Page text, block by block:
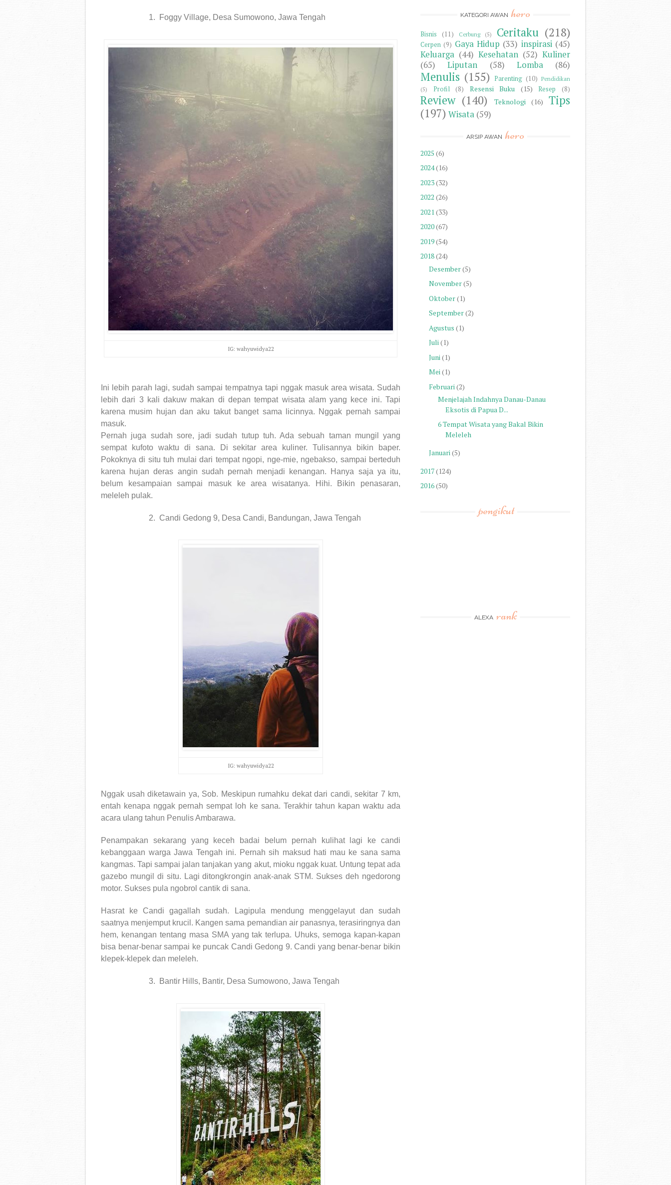
1. Foggy Village, Desa Sumowono, Jawa Tengah
IG: wahyuwidya22
Ini lebih parah lagi, sudah sampai tempatnya tapi nggak masuk area wisata. Sudah
lebih dari 3 kali dakuw makan di depan tempat wisata alam yang kece ini. Tapi
karena musim hujan dan aku takut banget sama licinnya. Nggak pernah sampai
masuk.
Pernah juga sudah sore, jadi sudah tutup tuh. Ada sebuah taman mungil yang
sempat kufoto waktu di sana. Di sekitar area kuliner. Tulisannya bikin baper.
Pokoknya di situ tuh mulai dari tempat ngopi, nge-mie, ngebakso, sampai berteduh
karena hujan deras angin sudah pernah menjadi kenangan. Hanya saja ya itu,
belum kesampaian sampai masuk ke area wisatanya. Hihi. Bikin penasaran,
meleleh pulak.
2. Candi Gedong 9, Desa Candi, Bandungan, Jawa Tengah
IG: wahyuwidya22
Nggak usah diketawain ya, Sob. Meskipun rumahku dekat dari candi, sekitar 7 km,
entah kenapa nggak pernah sempat loh ke sana. Terakhir tahun kapan waktu ada
acara ulang tahun Penulis Ambarawa.
Penampakan sekarang yang keceh badai belum pernah kulihat lagi ke candi
kebanggaan warga Jawa Tengah ini. Pernah sih maksud hati mau ke sana sama
kangmas. Tapi sampai jalan tanjakan yang akut, mioku nggak kuat. Untung tepat ada
gazebo mungil di situ. Lagi ditongkrongin anak-anak STM. Sukses deh ngedorong
motor. Sukses pula ngobrol cantik di sana.
Hasrat ke Candi gagallah sudah. Lagipula mendung menggelayut dan sudah
saatnya menjemput krucil. Kangen sama pemandian air panasnya, terasiringnya dan
hem, kenangan tentang masa SMA yang tak terlupa. Uhuks, semoga kapan-kapan
bisa benar-benar sampai ke puncak Candi Gedong 9. Candi yang benar-benar bikin
klepek-klepek dan meleleh.
3. Bantir Hills, Bantir, Desa Sumowono, Jawa Tengah
KATEGORI AWAN hero
Bisnis (11) Cerbung (5) Ceritaku (218)
Cerpen (9) Gaya Hidup (33) inspirasi (45)
Keluarga (44) Kesehatan (52) Kuliner
(65)
Liputan (58) Lomba (86)
Menulis (155) Parenting (10) Pendidikan
(5)
Profil (8) Resensi Buku (15) Resep (8)
Review (140) Teknologi (16)
Tips
(197) Wisata (59)
ARSIP AWAN hero
2025 (6)
2024(16)
2023(32)
2022 (26)
2021(33)
2020(67)
2019(54)
2018(24)
Desember(5)
November(5)
Oktober(1)
September(2)
Agustus (1)
Juli(1)
Juni(1)
Mei(1)
Februari(2)
Menjelajah Indahnya Danau-Danau
Eksotis di Papua D...
6 Tempat Wisata yang Bakal Bikin
Meleleh
Januari(5)
2017(124)
2016(50)
pengikut
ALEXA rank